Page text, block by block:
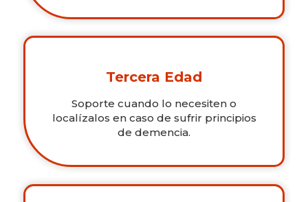
Tercera Edad
Soporte cuando lo necesiten o
localízalos en caso de sufrir principios
de demencia.